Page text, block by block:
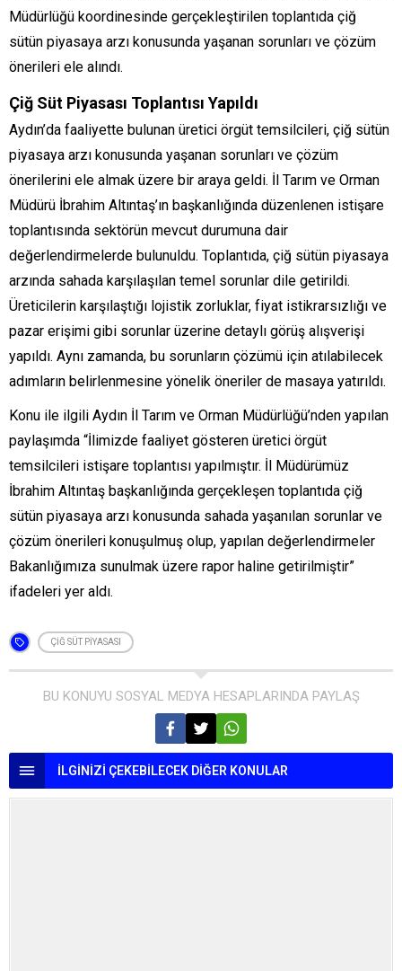
Müdürlüğü koordinesinde gerçekleştirilen toplantıda çiğ
sütün piyasaya arzı konusunda yaşanan sorunları ve çözüm
önerileri ele alındı.
Çiğ Süt Piyasası Toplantısı Yapıldı
Aydın’da faaliyette bulunan üretici örgüt temsilcileri, çiğ sütün
piyasaya arzı konusunda yaşanan sorunları ve çözüm
önerilerini ele almak üzere bir araya geldi. İl Tarım ve Orman
Müdürü İbrahim Altıntaş’ın başkanlığında düzenlenen istişare
toplantısında sektörün mevcut durumuna dair
değerlendirmelerde bulunuldu. Toplantıda, çiğ sütün piyasaya
arzında sahada karşılaşılan temel sorunlar dile getirildi.
Üreticilerin karşılaştığı lojistik zorluklar, fiyat istikrarsızlığı ve
pazar erişimi gibi sorunlar üzerine detaylı görüş alışverişi
yapıldı. Aynı zamanda, bu sorunların çözümü için atılabilecek
adımların belirlenmesine yönelik öneriler de masaya yatırıldı.
Konu ile ilgili Aydın İl Tarım ve Orman Müdürlüğü’nden yapılan
paylaşımda “İlimizde faaliyet gösteren üretici örgüt
temsilcileri istişare toplantısı yapılmıştır. İl Müdürümüz
İbrahim Altıntaş başkanlığında gerçekleşen toplantıda çiğ
sütün piyasaya arzı konusunda sahada yaşanılan sorunlar ve
çözüm önerileri konuşulmuş olup, yapılan değerlendirmeler
Bakanlığımıza sunulmak üzere rapor haline getirilmiştir”
ifadeleri yer aldı.
ÇIĞ SÜT PIYASASI
BU KONUYU SOSYAL MEDYA HESAPLARINDA PAYLAŞ
İLGİNİZİ ÇEKEBİLECEK DİĞER KONULAR